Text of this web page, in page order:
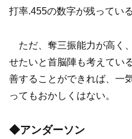
打率.455の数字が残っている
ただ、奪三振能力が高く
せたいと首脳陣も考えてい
善することができれば、一
ってもおかしくはない。
◆アンダーソン